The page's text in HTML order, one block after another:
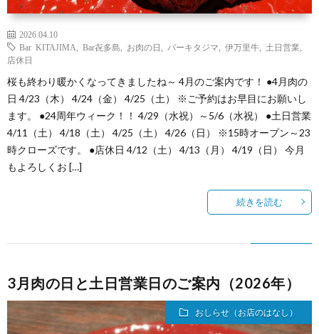
2026.04.10
Bar KITAJIMA
Bar㐂多島 お肉の日 バーキタジマ 伊万里牛 土日営業
店休日
桜も終わり暖かくなってきましたね～ 4月のご案内です！ ●4月肉の
日 4/23（木） 4/24（金） 4/25（土） ※ご予約はお早目にお願いし
ます。 ●24周年ウィーク！！ 4/29（水祝）～5/6（水祝） ●土日営業
4/11（土） 4/18（土） 4/25（土） 4/26（日） ※15時オープン～23
時クローズです。 ●店休日 4/12（土） 4/13（月） 4/19（日） 今月
もよろしくお […]
続きを読む
3月肉の日と土日営業日のご案内（2026年）
おしらせ（お店のはなし）